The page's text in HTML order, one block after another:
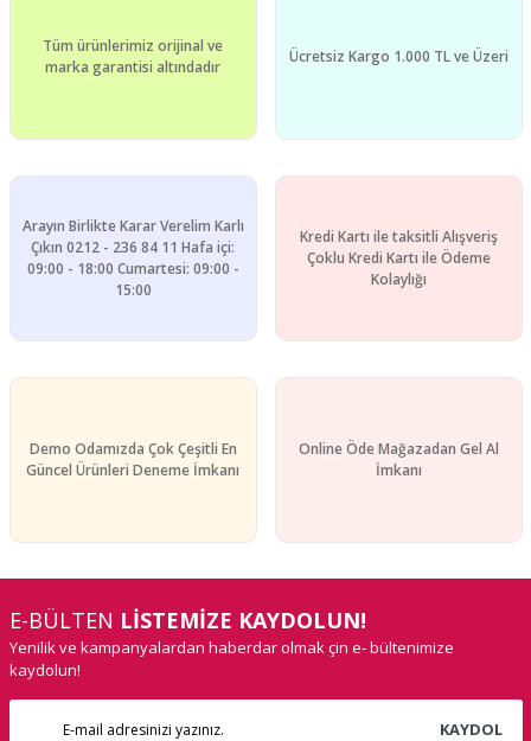
Tüm ürünlerimiz orijinal ve
marka garantisi altındadır
Ücretsiz Kargo 1.000 TL ve Üzeri
Arayın Birlikte Karar Verelim Karlı
Çıkın 0212 - 236 84 11 Hafa içi:
09:00 - 18:00 Cumartesi: 09:00 -
15:00
Kredi Kartı ile taksitli Alışveriş
Çoklu Kredi Kartı ile Ödeme
Kolaylığı
Demo Odamızda Çok Çeşitli En
Güncel Ürünleri Deneme İmkanı
Online Öde Mağazadan Gel Al
İmkanı
E-BÜLTEN LİSTEMİZE KAYDOLUN!
Yenilik ve kampanyalardan haberdar olmak çin e- bültenimize
kaydolun!
KAYDOL